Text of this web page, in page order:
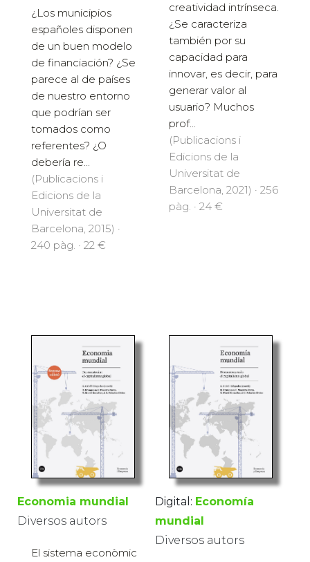
¿Los municipios
españoles disponen
de un buen modelo
de financiación? ¿Se
parece al de países
de nuestro entorno
que podrían ser
tomados como
referentes? ¿O
debería re...
(Publicacions i
Edicions de la
Universitat de
Barcelona, 2015) ·
240 pàg. · 22 €
creatividad intrínseca.
¿Se caracteriza
también por su
capacidad para
innovar, es decir, para
generar valor al
usuario? Muchos
prof...
(Publicacions i
Edicions de la
Universitat de
Barcelona, 2021) · 256
pàg. · 24 €
Economia mundial
Diversos autors
El sistema econòmic
Digital: Economía
mundial
Diversos autors